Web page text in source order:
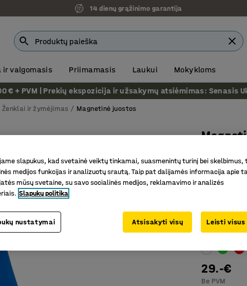
14 dienų grąžinimo garantija
ir valgomasis Priimamasis Laukui Mokykloms
€ + PVM | Prekių ekspozicija ir užsakymų atsiėmimas: Senasis
Ženklai ir žymėjimas Magnetinė juostos
Prekės
Vinilu
Spalva:
29.-€
Be PVM
slapukus, kad svetainė veiktų tinkamai, suasmenintų turinį bei skelbimus,
medijos funkcijas ir analizuotų srautą. Taip pat dalijamės informacija apie
mūsų svetaine, su savo socialinės medijos, reklamavimo ir analizės
Slapukų politika
nustatymai Atsisakyti visų Leisti visus